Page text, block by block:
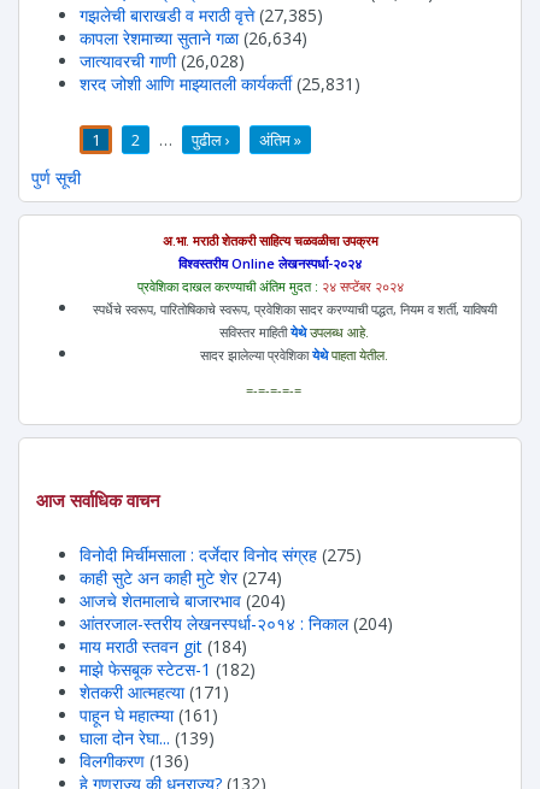
गझलेची बाराखडी व मराठी वृत्ते (27,385)
कापला रेशमाच्या सुताने गळा (26,634)
जात्यावरची गाणी (26,028)
शरद जोशी आणि माझ्यातली कार्यकर्ती (25,831)
1 2 … पुढील › अंतिम »
पुर्ण सूची
अ.भा. मराठी शेतकरी साहित्य चळवळीचा उपक्रम
विश्वस्तरीय Online लेखनस्पर्धा-२०२४
प्रवेशिका दाखल करण्याची अंतिम मुदत : २४ सप्टेंबर २०२४
स्पर्धेचे स्वरूप, पारितोषिकाचे स्वरूप, प्रवेशिका सादर करण्याची पद्धत, नियम व शर्ती, याविषयी
सविस्तर माहितीयेथेउपलब्ध आहे.
सादर झालेल्या प्रवेशिकायेथेपाहता येतील.
=-=-=-=-=
आज सर्वाधिक वाचन
विनोदी मिर्चीमसाला : दर्जेदार विनोद संग्रह (275)
काही सुटे अन काही मुटे शेर (274)
आजचे शेतमालाचे बाजारभाव (204)
आंतरजाल-स्तरीय लेखनस्पर्धा-२०१४ : निकाल (204)
माय मराठी स्तवन git (184)
माझे फेसबूक स्टेटस-1 (182)
शेतकरी आत्महत्या (171)
पाहून घे महात्म्या (161)
घाला दोन रेघा... (139)
विलगीकरण (136)
हे गणराज्य की धनराज्य? (132)